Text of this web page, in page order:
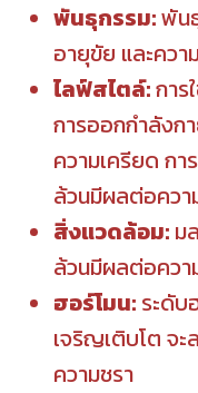
พันธุกรรม:พัน
อายุขัย และควา
ไลฟ์สไตล์:การ
การออกกำลังก
ความเครียด ก
ล้วนมีผลต่อควา
สิ่งแวดล้อม: ม
ล้วนมีผลต่อควา
ฮอร์โมน: ระดับ
เจริญเติบโต จ
ความชรา